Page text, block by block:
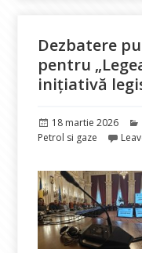
Dezbatere
pentru
inițiativă
Publicat
pe
18 martie 2026
Petrol si gaze